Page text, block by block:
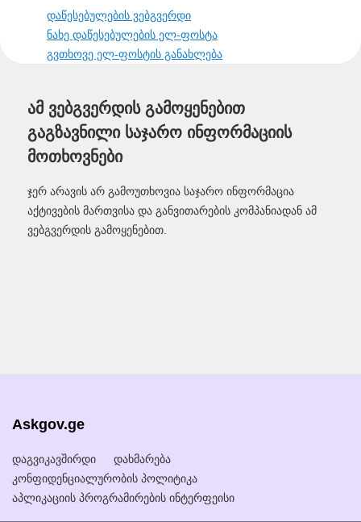
დაწესებულების ვებგვერდი
ნახე დაწესებულების ელ-ფოსტა
გვთხოვე ელ-ფოსტის განახლება
ამ ვებგვერდის გამოყენებით
გაგზავნილი საჯარო ინფორმაციის
მოთხოვნები
ჯერ არავის არ გამოუთხოვია საჯარო ინფორმაცია
აქტივების მართვისა და განვითარების კომპანიადან ამ
ვებგვერდის გამოყენებით.
Askgov.ge
დაგვიკავშირდი
დახმარება
კონფიდენციალურობის პოლიტიკა
აპლიკაციის პროგრამირების ინტერფეისი